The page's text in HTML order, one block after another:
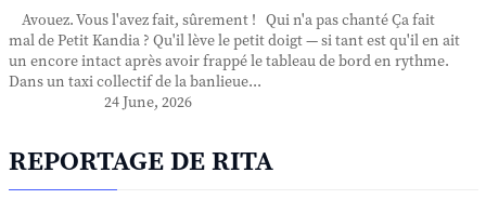
Avouez. Vous l'avez fait, sûrement ! Qui n'a pas chanté Ça fait
mal de Petit Kandia ? Qu'il lève le petit doigt — si tant est qu'il en ait
un encore intact après avoir frappé le tableau de bord en rythme.
Dans un taxi collectif de la banlieue...
24 June, 2026
REPORTAGE DE RITA